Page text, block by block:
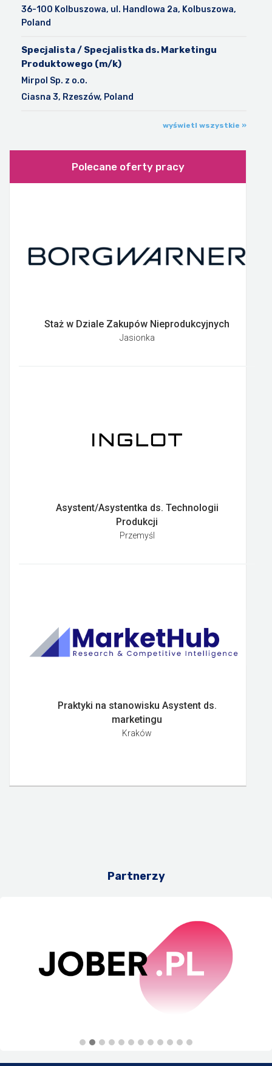
36-100 Kolbuszowa, ul. Handlowa 2a, Kolbuszowa,
Poland
Specjalista / Specjalistka ds. Marketingu
Produktowego (m/k)
Mirpol Sp. z o.o.
Ciasna 3, Rzeszów, Poland
wyświetl wszystkie »
Polecane oferty pracy
Staż w Dziale Zakupów Nieprodukcyjnych
Jasionka
Asystent/Asystentka ds. Technologii
Produkcji
Przemyśl
Praktyki na stanowisku Asystent ds.
marketingu
Kraków
Partnerzy